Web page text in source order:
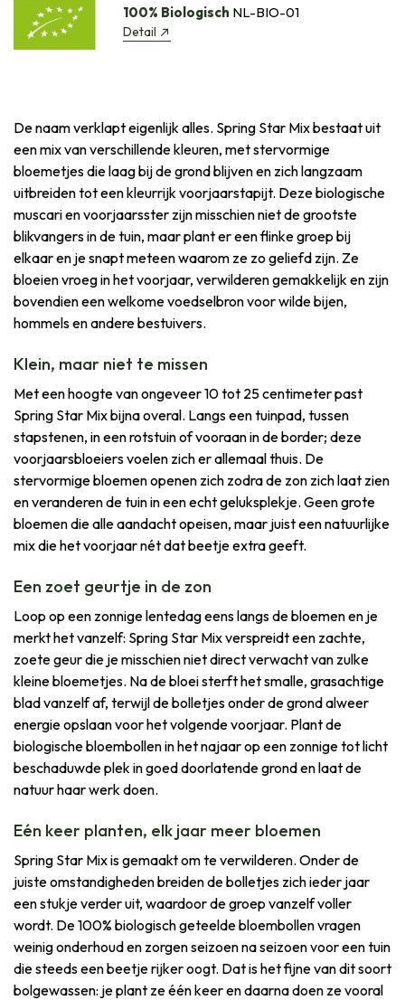
100% Biologisch NL-BIO-01
Detail
De naam verklapt eigenlijk alles. Spring Star Mix bestaat uit
een mix van verschillende kleuren, met stervormige
bloemetjes die laag bij de grond blijven en zich langzaam
uitbreiden tot een kleurrijk voorjaarstapijt. Deze biologische
muscari en voorjaarsster zijn misschien niet de grootste
blikvangers in de tuin, maar plant er een flinke groep bij
elkaar en je snapt meteen waarom ze zo geliefd zijn. Ze
bloeien vroeg in het voorjaar, verwilderen gemakkelijk en zijn
bovendien een welkome voedselbron voor wilde bijen,
hommels en andere bestuivers.
Klein, maar niet te missen
Met een hoogte van ongeveer 10 tot 25 centimeter past
Spring Star Mix bijna overal. Langs een tuinpad, tussen
stapstenen, in een rotstuin of vooraan in de border; deze
voorjaarsbloeiers voelen zich er allemaal thuis. De
stervormige bloemen openen zich zodra de zon zich laat zien
en veranderen de tuin in een echt geluksplekje. Geen grote
bloemen die alle aandacht opeisen, maar juist een natuurlijke
mix die het voorjaar nét dat beetje extra geeft.
Een zoet geurtje in de zon
Loop op een zonnige lentedag eens langs de bloemen en je
merkt het vanzelf: Spring Star Mix verspreidt een zachte,
zoete geur die je misschien niet direct verwacht van zulke
kleine bloemetjes. Na de bloei sterft het smalle, grasachtige
blad vanzelf af, terwijl de bolletjes onder de grond alweer
energie opslaan voor het volgende voorjaar. Plant de
biologische bloembollen in het najaar op een zonnige tot licht
beschaduwde plek in goed doorlatende grond en laat de
natuur haar werk doen.
Eén keer planten, elk jaar meer bloemen
Spring Star Mix is gemaakt om te verwilderen. Onder de
juiste omstandigheden breiden de bolletjes zich ieder jaar
een stukje verder uit, waardoor de groep vanzelf voller
wordt. De 100% biologisch geteelde bloembollen vragen
weinig onderhoud en zorgen seizoen na seizoen voor een tuin
die steeds een beetje rijker oogt. Dat is het fijne van dit soort
bolgewassen: je plant ze één keer en daarna doen ze vooral